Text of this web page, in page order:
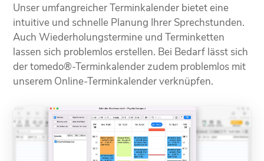
Unser umfangreicher Terminkalender bietet eine
intuitive und schnelle Planung Ihrer Sprechstunden.
Auch Wiederholungstermine und Terminketten
lassen sich problemlos erstellen. Bei Bedarf lässt sich
der tomedo®-Terminkalender zudem problemlos mit
unserem Online-Terminkalender verknüpfen.